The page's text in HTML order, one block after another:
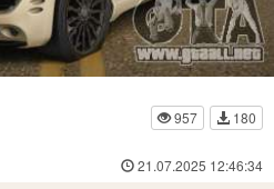
957
180
21.07.2025 12:46:34